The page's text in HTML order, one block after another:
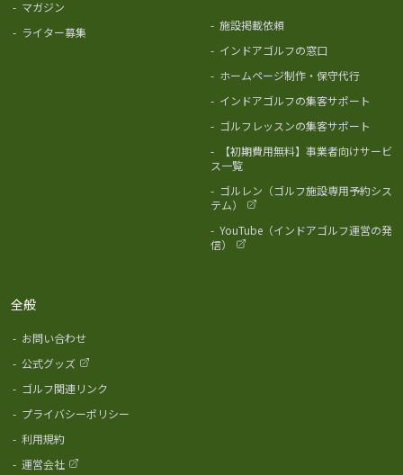
- マガジン
- ライター募集 - 施設掲載依頼
- インドアゴルフの窓口
- ホームページ制作・保守代行
- インドアゴルフの集客サポート
- ゴルフレッスンの集客サポート
-
【初期費用無料】事業者向けサービ
ス一覧
- ゴルレン（ゴルフ施設専用予約シス
テム）
- YouTube（インドアゴルフ運営の発
信）
全般
- お問い合わせ
- 公式グッズ
- ゴルフ関連リンク
- プライバシーポリシー
- 利用規約
- 運営会社